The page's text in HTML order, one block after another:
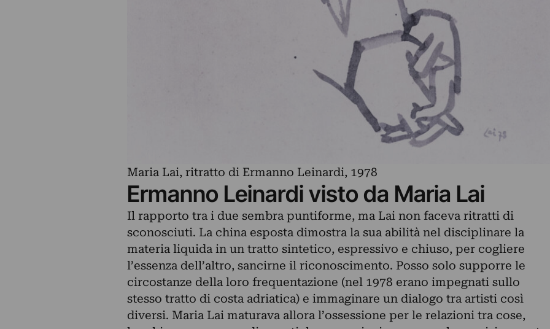
Maria Lai, ritratto di Ermanno Leinardi, 1978
Ermanno Leinardi visto da Maria Lai
Il rapporto tra i due sembra puntiforme, ma Lai non faceva ritratti di
sconosciuti. La china esposta dimostra la sua abilità nel disciplinare la
materia liquida in un tratto sintetico, espressivo e chiuso, per cogliere
l’essenza dell’altro, sancirne il riconoscimento. Posso solo supporre le
circostanze della loro frequentazione (nel 1978 erano impegnati sullo
stesso tratto di costa adriatica) e immaginare un dialogo tra artisti così
diversi. Maria Lai maturava allora l’ossessione per le relazioni tra cose,